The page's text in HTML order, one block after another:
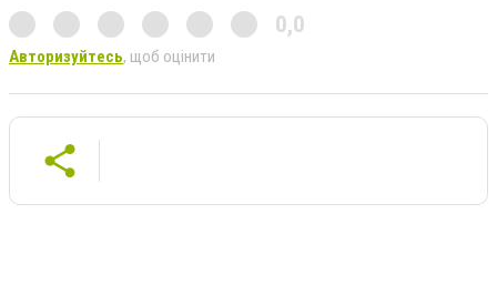
0,0
Авторизуйтесь, щоб оцінити